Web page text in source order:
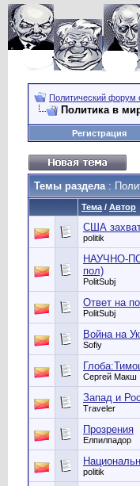
Политический форум
Политика в
Регистрация
Темы раздела:
Тема / Автор
США
politik
НАУЧНО-
пол)
PolitSubj
Ответ на
PolitSubj
Война на
Sofiy
Сергей Макш
Запад и
Traveler
Прозрения
Елпилпадор
politik